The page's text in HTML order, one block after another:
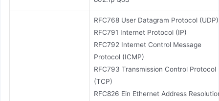
RFC768 User Datagram Protocol (UDP)
RFC791 Internet Protocol (IP)
RFC792 Internet Control Message
Protocol (ICMP)
RFC793 Transmission Control Protocol
(TCP)
RFC826 Ein Ethernet Address